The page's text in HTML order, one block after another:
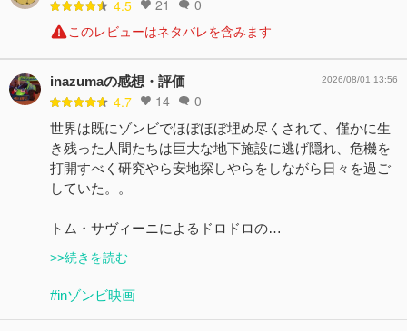
4.5 21 0
このレビューはネタバレを含みます
inazumaの感想・評価
4.7 14 0
2026/08/01 13:56
世界は既にゾンビでほぼほぼ埋め尽くされて、僅かに生
き残った人間たちは巨大な地下施設に逃げ隠れ、危機を
打開すべく研究やら安地探しやらをしながら日々を過ご
していた。。
トム・サヴィーニによるドロドロの…
>>続きを読む
#inゾンビ映画